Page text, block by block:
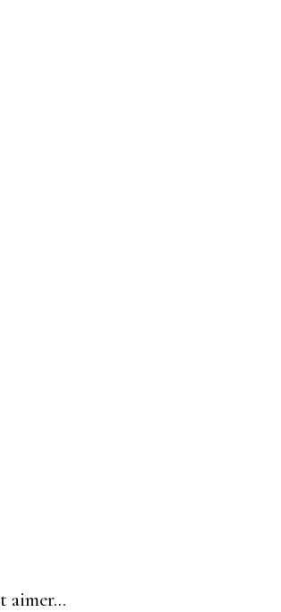
aimer...